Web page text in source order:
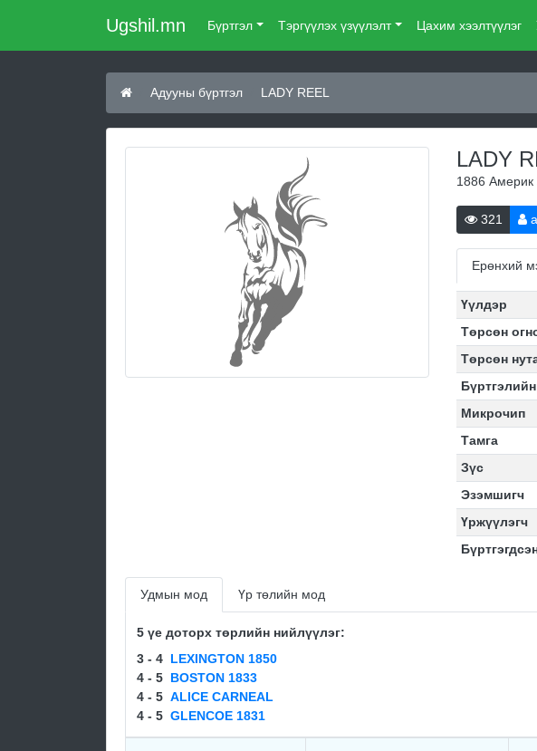
Ugshil.mn Бүртгэл Тэргүүлэх үзүүлэлт Цахим хээлтүүлэг
Адууны бүртгэл LADY REEL
LADY
1886 Америк
321
Ерөнхий
Үүлдэр
Төрсөн
Төрсөн
Микрочип
Тамга
Зүс
Эзэмшигч
Үржүүлэгч
Удмын мод Үр төлийн мод
5 үе доторх төрлийн нийлүүлэг:
3 - 4 LEXINGTON 1850
4 - 5 BOSTON 1833
4 - 5 ALICE CARNEAL
4 - 5 GLENCOE 1831